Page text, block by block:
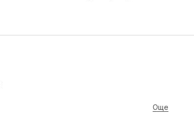
Още